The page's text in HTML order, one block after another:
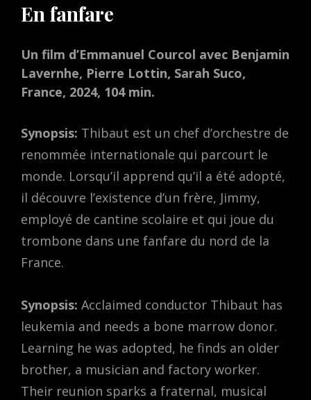
En fanfare
Un film d’Emmanuel Courcol avec Benjamin
Lavernhe, Pierre Lottin, Sarah Suco,
France, 2024, 104 min.
Synopsis: Thibaut est un chef d’orchestre de
renommée internationale qui parcourt le
monde. Lorsqu’il apprend qu’il a été adopté,
il découvre l’existence d’un frère, Jimmy,
employé de cantine scolaire et qui joue du
trombone dans une fanfare du nord de la
France.
Synopsis: Acclaimed conductor Thibaut has
leukemia and needs a bone marrow donor.
Learning he was adopted, he finds an older
brother, a musician and factory worker.
Their reunion sparks a fraternal, musical